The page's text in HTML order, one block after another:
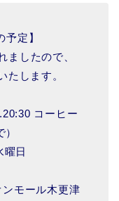
予定】
ましたので、
たします。
コーヒー
曜日
モール木更津